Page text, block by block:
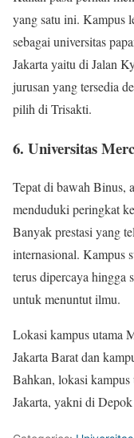
yang satu ini. Kampus
sebagai universitas
Jakarta yaitu di Jalan
jurusan yang tersedia
pilih di Trisakti.
6. Universitas
Tepat di bawah Binus,
menduduki peringkat
Banyak prestasi yang
internasional. Kampus
terus dipercaya hingga
untuk menuntut ilmu.
Lokasi kampus utama
Jakarta Barat dan
Bahkan, lokasi
Jakarta, yakni di